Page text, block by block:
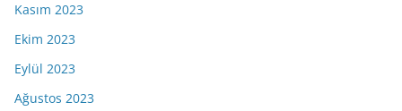
Kasım 2023
Ekim 2023
Eylül 2023
Ağustos 2023